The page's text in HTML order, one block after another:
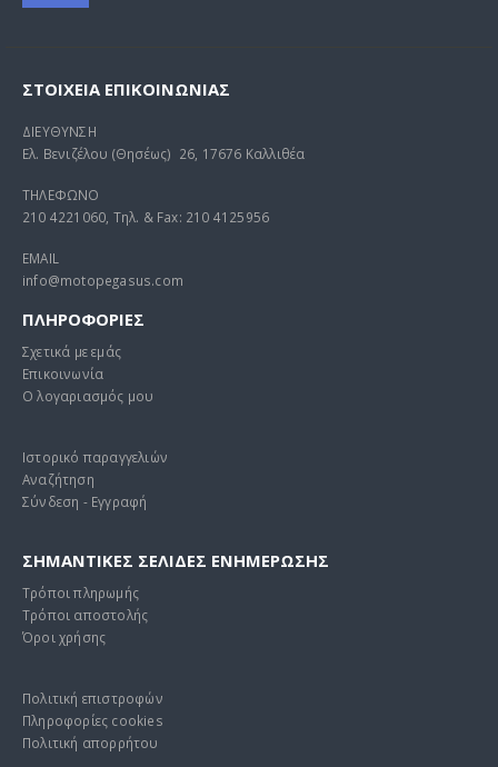
ΣΤΟΙΧΕΊΑ ΕΠΙΚΟΙΝΩΝΊΑΣ
ΔΙΕΥΘΥΝΣΗ
Ελ. Βενιζέλου (Θησέως) 26, 17676 Καλλιθέα
ΤΗΛΕΦΩΝΟ
210 4221060, Τηλ. & Fax: 210 4125956
EMAIL
info@motopegasus.com
ΠΛΗΡΟΦΟΡΙΕΣ
Σχετικά με εμάς
Επικοινωνία
Ο λογαριασμός μου
Ιστορικό παραγγελιών
Αναζήτηση
Σύνδεση - Εγγραφή
ΣΗΜΑΝΤΙΚΕΣ ΣΕΛΙΔΕΣ ΕΝΗΜΕΡΩΣΗΣ
Τρόποι πληρωμής
Τρόποι αποστολής
Όροι χρήσης
Πολιτική επιστροφών
Πληροφορίες cookies
Πολιτική απορρήτου